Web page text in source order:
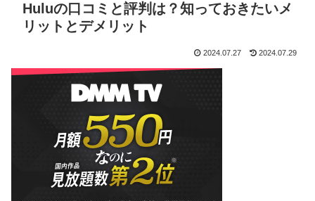
Huluの口コミと評判は？知っておきたいメ
リットとデメリット
2024.07.27 2024.07.29